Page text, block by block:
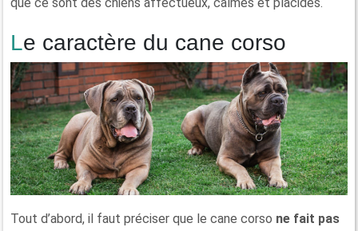
que ce sont des chiens affectueux, calmes et placides.
Le caractère du cane corso
Tout d’abord, il faut préciser que le cane corso ne fait pas